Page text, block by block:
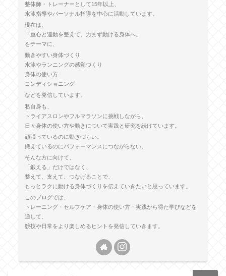
整体師・トレーナーとして15年以上、
水泳指導やパーソナル指導を中心に活動しています。
現在は、
「重心と連動を整えて、力まず動ける身体へ」
をテーマに、
動きやすい身体づくり
水泳やランニングの感覚づくり
身体の使い方
コンディショニング
などを発信しています。
私自身も、
トライアスロンやフルマラソンに挑戦しながら、
日々身体の使い方や動きについて実践と研究を続けています。
頑張っているのに動きづらい。
鍛えているのにパフォーマンスにつながらない。
そんな方に向けて、
「鍛える」だけではなく、
整えて、支えて、つなげることで、
もっとラクに動ける身体づくりを伝えていきたいと思っています。
このブログでは、
トレーニング・セルフケア・身体の使い方・実践から得た学びなどを
通して、
競技や日常をより楽しめるヒントを発信していきます。